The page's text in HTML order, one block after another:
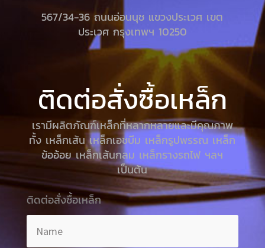
567/34-36 ถนนอ่อนนุช แขวงประเวศ เขต
ประเวศ กรุงเทพฯ 10250
ติดต่อสั่งซื้อเหล็ก
เรามีผลิตภัณฑ์เหล็กที่หลากหลายและมีคุณภาพ
ทั้ง เหล็กเส้น เหล็กเอชบีม เหล็กรูปพรรณ เหล็ก
ข้ออ้อย เหล็กเส้นกลม เหล็กรางรถไฟ ฯลฯ
เป็นต้น
ติดต่อสั่งซื้อเหล็ก